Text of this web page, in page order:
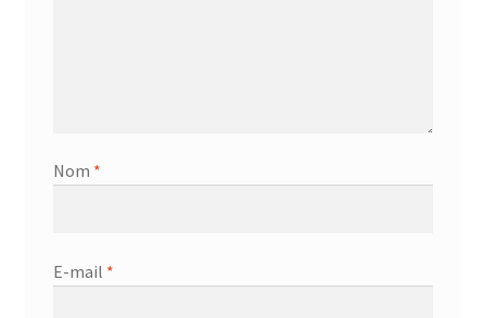
Nom *
E-mail *